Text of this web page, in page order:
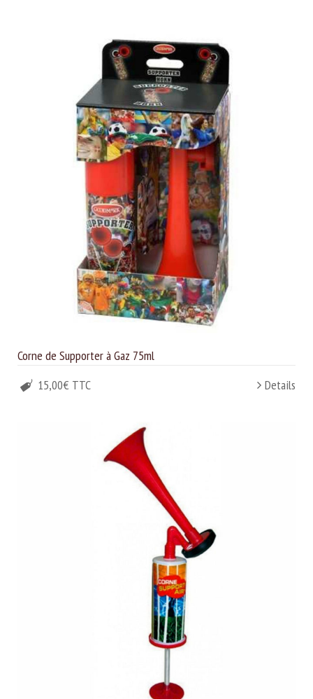
Corne de Supporter à Gaz 75ml
15,00€ TTC
Details